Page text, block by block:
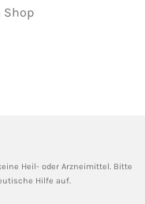
Shop
Heil- oder Arzneimittel. Bitte
Hilfe auf.